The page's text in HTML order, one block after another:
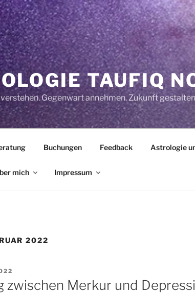
TAUFIQ
Gegenwart annehmen. Zukunft gestalten
Buchungen Feedback Astrologie
mich Impressum
2022
zwischen Merkur und